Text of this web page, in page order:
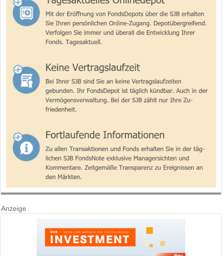
Anzeige